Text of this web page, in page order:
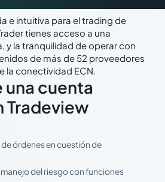
e intuitiva para el trading de
tienes acceso a una
y la tranquilidad de operar con
de más de 52 proveedores
la conectividad ECN.
una cuenta
Tradeview
órdenes en cuestión de
del riesgo con funciones